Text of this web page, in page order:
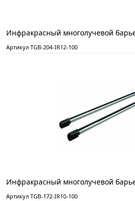
Инфракрасный многолучевой
Артикул TGB-204-IR12-100
Инфракрасный многолучевой
Артикул TGB-172-IR10-100